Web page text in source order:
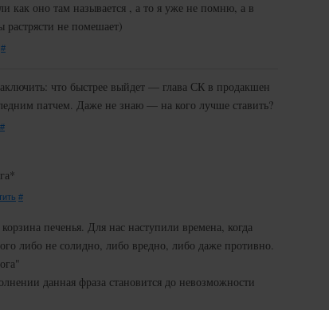
как оно там называется , а то я уже не помню, а в
растрясти не помешает)
#
что быстрее выйдет — глава СК в продакшен
патчем. Даже не знаю — на кого лучше ставить?
#
#
печенья. Для нас наступили времена, когда
либо не солидно, либо вредно, либо даже противно.
данная фраза становится до невозможности